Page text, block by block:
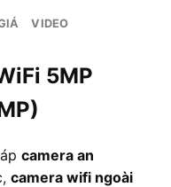
VIDEO
5MP
camera an
camera wifi ngoài